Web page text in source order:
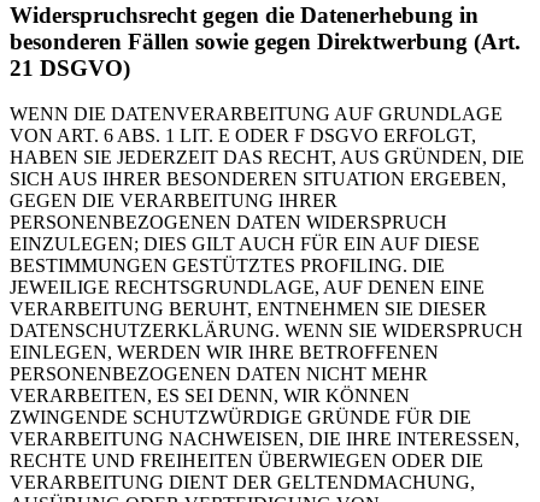
Widerspruchsrecht gegen die Datenerhebung in
besonderen Fällen sowie gegen Direktwerbung (Art.
21 DSGVO)
WENN DIE DATENVERARBEITUNG AUF GRUNDLAGE
VON ART. 6 ABS. 1 LIT. E ODER F DSGVO ERFOLGT,
HABEN SIE JEDERZEIT DAS RECHT, AUS GRÜNDEN, DIE
SICH AUS IHRER BESONDEREN SITUATION ERGEBEN,
GEGEN DIE VERARBEITUNG IHRER
PERSONENBEZOGENEN DATEN WIDERSPRUCH
EINZULEGEN; DIES GILT AUCH FÜR EIN AUF DIESE
BESTIMMUNGEN GESTÜTZTES PROFILING. DIE
JEWEILIGE RECHTSGRUNDLAGE, AUF DENEN EINE
VERARBEITUNG BERUHT, ENTNEHMEN SIE DIESER
DATENSCHUTZERKLÄRUNG. WENN SIE WIDERSPRUCH
EINLEGEN, WERDEN WIR IHRE BETROFFENEN
PERSONENBEZOGENEN DATEN NICHT MEHR
VERARBEITEN, ES SEI DENN, WIR KÖNNEN
ZWINGENDE SCHUTZWÜRDIGE GRÜNDE FÜR DIE
VERARBEITUNG NACHWEISEN, DIE IHRE INTERESSEN,
RECHTE UND FREIHEITEN ÜBERWIEGEN ODER DIE
VERARBEITUNG DIENT DER GELTENDMACHUNG,